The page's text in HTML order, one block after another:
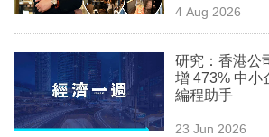
資
樓
市
理
4 Aug 2026
研究：香港公
增 473% 中小
編程助手
23 Jun 2026